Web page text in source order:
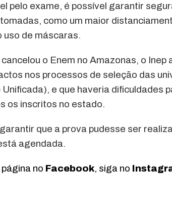
pelo exame, é possível garantir
como um maior
uso de máscaras.
o Enem no Amazonas, o Inep
nos processos de seleção das
e que haveria dificuldades
os inscritos no estado.
que a prova pudesse ser
agendada.
no Facebook, siga no